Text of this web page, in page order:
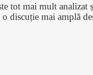
tot mai mult analizat
discuție mai amplă